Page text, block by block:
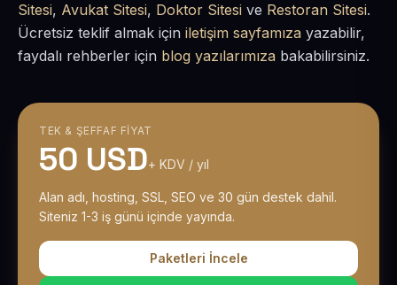
Sitesi, Avukat Sitesi, Doktor Sitesi ve Restoran Sitesi.
Ücretsiz teklif almak için iletişim sayfamıza yazabilir,
faydalı rehberler için blog yazılarımıza bakabilirsiniz.
TEK & ŞEFFAF FIYAT
50 USD+ KDV / yıl
Alan adı, hosting, SSL, SEO ve 30 gün destek dahil.
Siteniz 1-3 iş günü içinde yayında.
Paketleri İncele